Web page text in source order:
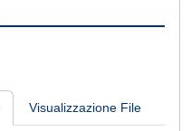
Visualizzazione File